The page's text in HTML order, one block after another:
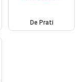
De Prati